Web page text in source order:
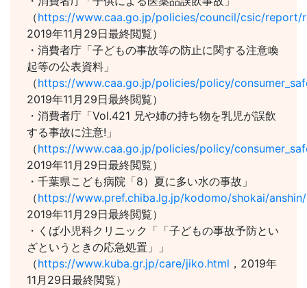
（https://www.caa.go.jp/policies/council/csic/report/
2019年11月29日最終閲覧）
・消費者庁「子どもの事故等の防止に関する注意喚
起等の公表資料」
（https://www.caa.go.jp/policies/policy/
2019年11月29日最終閲覧）
・消費者庁「Vol.421 兄や姉の持ち物を乳児が誤飲
する事故に注意!」
（https://www.caa.go.jp/policies/policy/
2019年11月29日最終閲覧）
・千葉県こども病院「8）夏に多い水の事故」
（https://www.pref.chiba.lg.jp/kodomo/shokai/
2019年11月29日最終閲覧）
・くば小児科クリニック「「子どもの事故予防とい
ざというときの応急処置」」
（https://www.kuba.gr.jp/care/jiko.html ，2019年
11月29日最終閲覧）